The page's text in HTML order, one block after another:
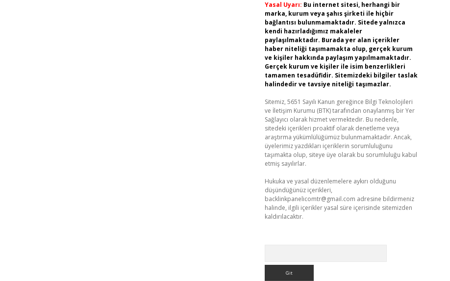
Yasal Uyarı: Bu internet sitesi, herhangi bir
marka, kurum veya şahıs şirketi ile hiçbir
bağlantısı bulunmamaktadır. Sitede yalnızca
kendi hazırladığımız makaleler
paylaşılmaktadır. Burada yer alan içerikler
haber niteliği taşımamakta olup, gerçek kurum
ve kişiler hakkında paylaşım yapılmamaktadır.
Gerçek kurum ve kişiler ile isim benzerlikleri
tamamen tesadüfidir. Sitemizdeki bilgiler taslak
halindedir ve tavsiye niteliği taşımazlar.
Sitemiz, 5651 Sayılı Kanun gereğince Bilgi Teknolojileri
ve İletişim Kurumu (BTK) tarafından onaylanmış bir Yer
Sağlayıcı olarak hizmet vermektedir. Bu nedenle,
sitedeki içerikleri proaktif olarak denetleme veya
araştırma yükümlülüğümüz bulunmamaktadır. Ancak,
üyelerimiz yazdıkları içeriklerin sorumluluğunu
taşımakta olup, siteye üye olarak bu sorumluluğu kabul
etmiş sayılırlar.
Hukuka ve yasal düzenlemelere aykırı olduğunu
düşündüğünüz içerikleri,
backlinkpanelicomtr@gmail.com adresine bildirmeniz
halinde, ilgili içerikler yasal süre içerisinde sitemizden
kaldırılacaktır.